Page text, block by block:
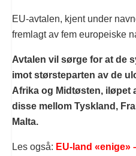
EU-avtalen, kjent under
fremlagt av fem europeiske
Avtalen vil sørge for at de
imot størsteparten av de
Afrika og Midtøsten, iløpet
disse mellom Tyskland,
Malta.
Les også: EU-land «enige»